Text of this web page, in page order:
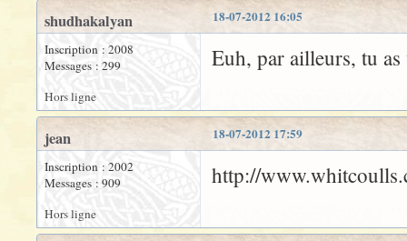
18-07-2012 16:05
shudhakalyan
Inscription : 2008
Messages : 299
Euh, par ailleurs, tu
Hors ligne
18-07-2012 17:59
jean
Inscription : 2002
Messages : 909
http://
Hors ligne